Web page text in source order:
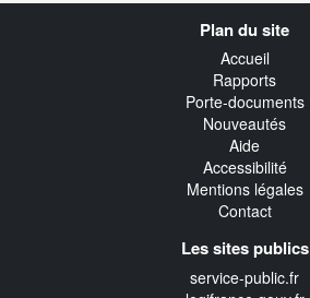
Plan du site
Accueil
Rapports
Porte-documents
Nouveautés
Aide
Accessibilité
Mentions légales
Contact
Les sites publics
service-public.fr